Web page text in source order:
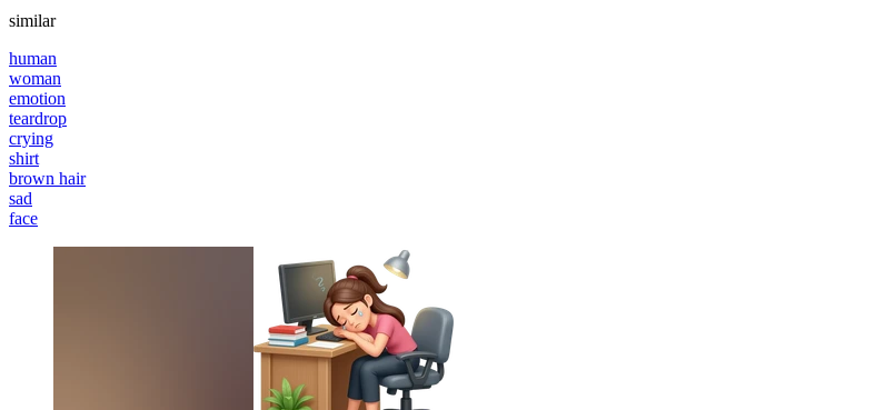
similar
human
woman
emotion
teardrop
crying
shirt
brown hair
sad
face